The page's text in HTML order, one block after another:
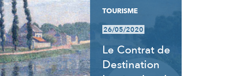
TOURISME
26/05/2020
Le Contrat de
Destination